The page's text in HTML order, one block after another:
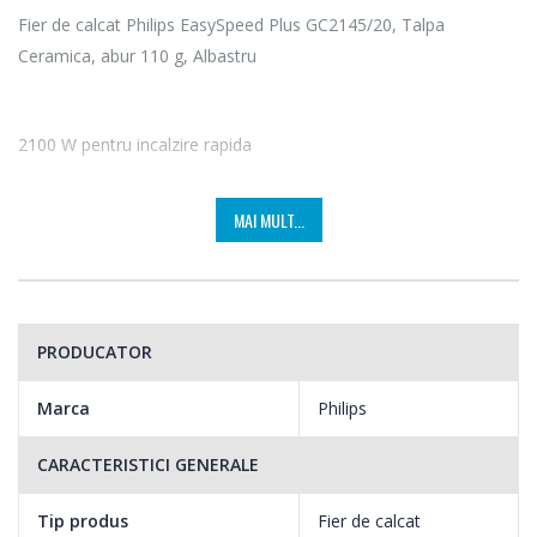
Fier de calcat Philips EasySpeed Plus GC2145/20, Talpa
Ceramica, abur 110 g, Albastru
2100 W pentru incalzire rapida
Ofera incalzire rapida si performante deosebite.
MAI MULT...
PRODUCATOR
Marca Philips
CARACTERISTICI GENERALE
Tip produs Fier de calcat